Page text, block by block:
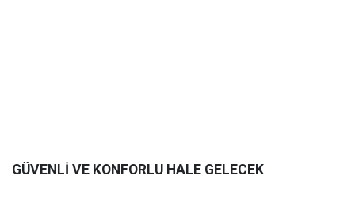
GÜVENLİ VE KONFORLU HALE GELECEK